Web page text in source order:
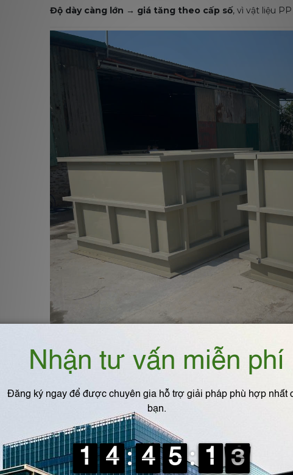
Độ dày càng lớn → giá tăng theo cấp số, vì vật liệu